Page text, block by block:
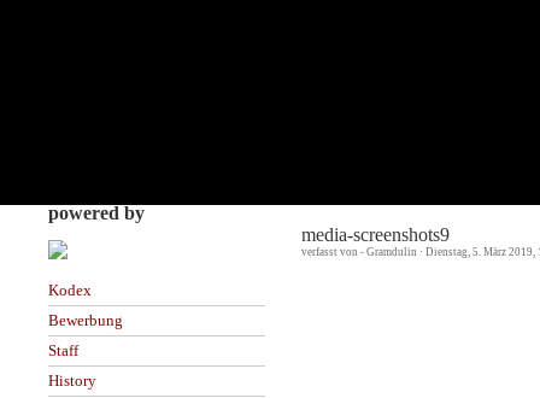
powered by
Kodex
Bewerbung
Staff
History
media-screenshots9
verfasst von - Gramdulin · Dienstag, 5. März 2019,